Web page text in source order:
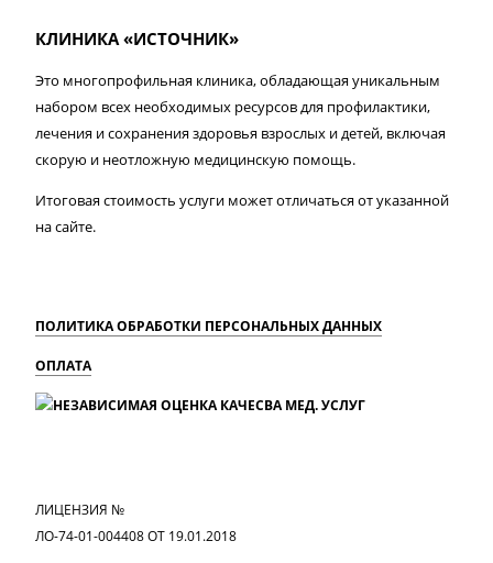
КЛИНИКА «ИСТОЧНИК»
Это многопрофильная клиника, обладающая уникальным
набором всех необходимых ресурсов для профилактики,
лечения и сохранения здоровья взрослых и детей, включая
скорую и неотложную медицинскую помощь.
Итоговая стоимость услуги может отличаться от указанной
на сайте.
ПОЛИТИКА ОБРАБОТКИ ПЕРСОНАЛЬНЫХ ДАННЫХ
ОПЛАТА
ЛИЦЕНЗИЯ №
ЛО-74-01-004408 ОТ 19.01.2018